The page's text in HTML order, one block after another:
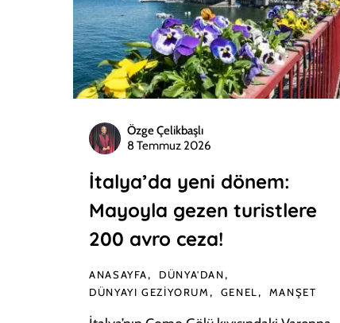
Özge Çelikbaşlı
8 Temmuz 2026
İtalya’da yeni dönem:
Mayoyla gezen turistlere
200 avro ceza!
ANASAYFA
DÜNYA'DAN
DÜNYAYI GEZIYORUM
GENEL MANŞET